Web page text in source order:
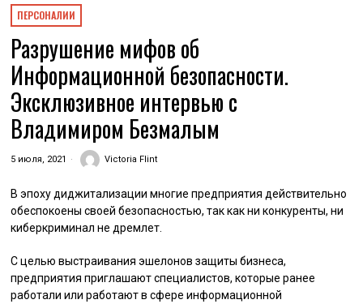
ПЕРСОНАЛИИ
Разрушение мифов об
Информационной безопасности.
Эксклюзивное интервью с
Владимиром Безмалым
5 июля, 2021 Victoria Flint
В эпоху диджитализации многие предприятия действительно
обеспокоены своей безопасностью, так как ни конкуренты, ни
киберкриминал не дремлет.
C целью выстраивания эшелонов защиты бизнеса,
предприятия приглашают специалистов, которые ранее
работали или работают в сфере информационной